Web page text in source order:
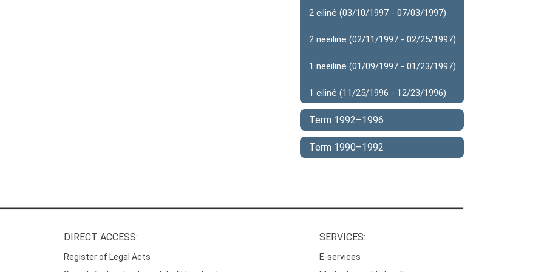
2 eilinė (03/10/1997 - 07/03/1997)
2 neeilinė (02/11/1997 - 02/25/1997)
1 neeilinė (01/09/1997 - 01/23/1997)
1 eilinė (11/25/1996 - 12/23/1996)
Term 1992–1996
Term 1990–1992
DIRECT ACCESS:
Register of Legal Acts
SERVICES:
E-services